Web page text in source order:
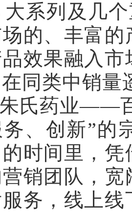
1
大系列及几
的、丰富
效果融入
同类中销量
氏药业——
、创新”的
的时间里，
销团队，
务，线上